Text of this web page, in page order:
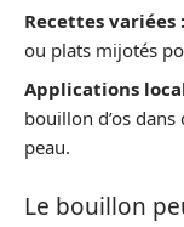
Recettes variées :
ou plats mijotés
Applications
bouillon d’os
peau.
Le bouillon